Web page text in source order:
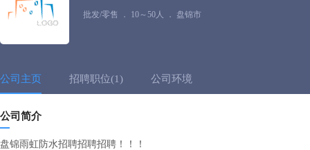
批发/零售 ． 10～50人 ． 盘锦市
公司主页 招聘职位(1) 公司环境
公司简介
盘锦雨虹防水招聘招聘招聘！！！